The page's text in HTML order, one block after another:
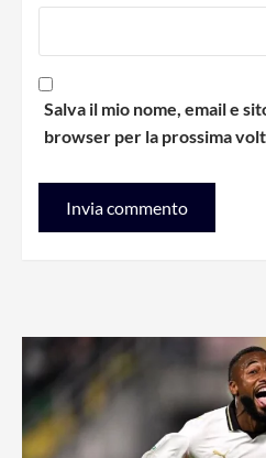
Salva il mio nome, email e
browser per la prossima